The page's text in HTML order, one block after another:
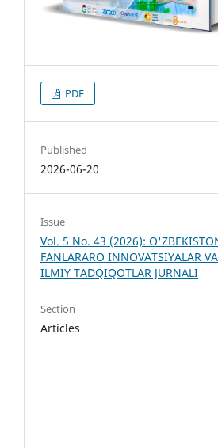
PDF
Published
2026-06-20
Issue
Vol. 5 No. 43 (2026):
FANLARARO INNOVATSIYALAR VA
ILMIY TADQIQOTLAR JURNALI
Section
Articles